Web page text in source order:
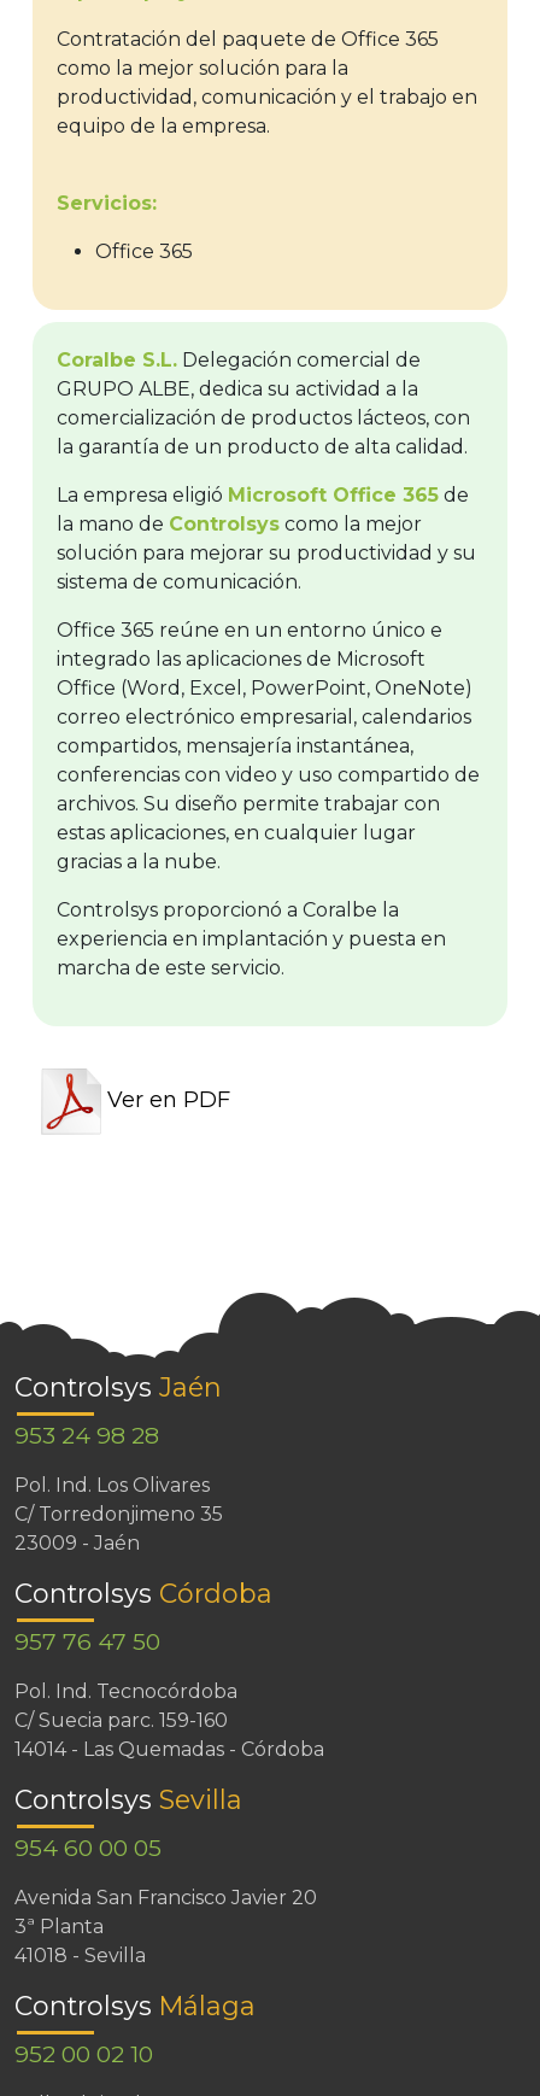
Contratación del paquete de Office 365
como la mejor solución para la
productividad, comunicación y el trabajo en
equipo de la empresa.
Servicios:
Office 365
Coralbe S.L. Delegación comercial de
GRUPO ALBE, dedica su actividad a la
comercialización de productos lácteos, con
la garantía de un producto de alta calidad.
La empresa eligió Microsoft Office 365 de
la mano de Controlsys como la mejor
solución para mejorar su productividad y su
sistema de comunicación.
Office 365 reúne en un entorno único e
integrado las aplicaciones de Microsoft
Office (Word, Excel, PowerPoint, OneNote)
correo electrónico empresarial, calendarios
compartidos, mensajería instantánea,
conferencias con video y uso compartido de
archivos. Su diseño permite trabajar con
estas aplicaciones, en cualquier lugar
gracias a la nube.
Controlsys proporcionó a Coralbe la
experiencia en implantación y puesta en
marcha de este servicio.
Ver en PDF
Controlsys Jaén
953 24 98 28
Pol. Ind. Los Olivares
C/ Torredonjimeno 35
23009 - Jaén
Controlsys Córdoba
957 76 47 50
Pol. Ind. Tecnocórdoba
C/ Suecia parc. 159-160
14014 - Las Quemadas - Córdoba
Controlsys Sevilla
954 60 00 05
Avenida San Francisco Javier 20
3ª Planta
41018 - Sevilla
Controlsys Málaga
952 00 02 10